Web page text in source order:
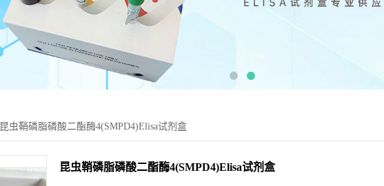
昆虫鞘磷脂磷酸二酯酶4(SMPD4)Elisa试剂盒
昆虫鞘磷脂磷酸二酯酶4(SMPD4)Elisa试剂盒